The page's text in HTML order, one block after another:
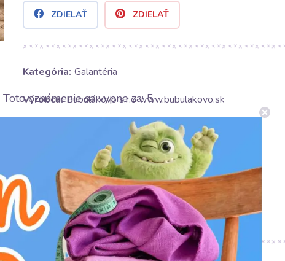
ZDIELAŤ ZDIELAŤ
Kategória: Galantéria
Výrobca: Bubulákovo s.r.o www.bubulakovo.sk
80%CO + 20%PES
Motív: Jednofarebné
Farba: krémová
Toto oznámenie sa vypne za:4